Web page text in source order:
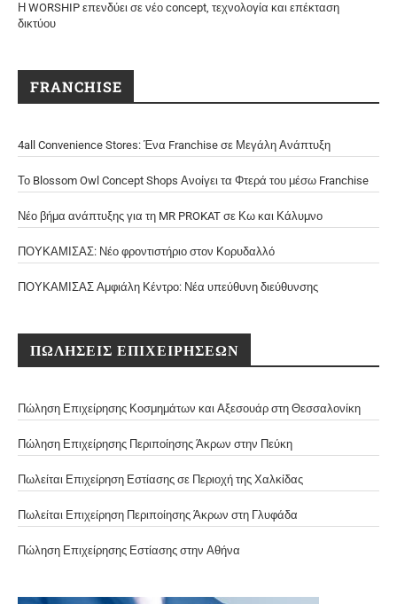
Η WORSHIP επενδύει σε νέο concept, τεχνολογία και επέκταση
δικτύου
FRANCHISE
4all Convenience Stores: Ένα Franchise σε Μεγάλη Ανάπτυξη
Το Blossom Owl Concept Shops Ανοίγει τα Φτερά του μέσω Franchise
Νέο βήμα ανάπτυξης για τη MR PROKAT σε Κω και Κάλυμνο
ΠΟΥΚΑΜΙΣΑΣ: Νέο φροντιστήριο στον Κορυδαλλό
ΠΟΥΚΑΜΙΣΑΣ Αμφιάλη Κέντρο: Νέα υπεύθυνη διεύθυνσης
ΠΩΛΗΣΕΙΣ ΕΠΙΧΕΙΡΗΣΕΩΝ
Πώληση Επιχείρησης Κοσμημάτων και Αξεσουάρ στη Θεσσαλονίκη
Πώληση Επιχείρησης Περιποίησης Άκρων στην Πεύκη
Πωλείται Επιχείρηση Εστίασης σε Περιοχή της Χαλκίδας
Πωλείται Επιχείρηση Περιποίησης Άκρων στη Γλυφάδα
Πώληση Επιχείρησης Εστίασης στην Αθήνα